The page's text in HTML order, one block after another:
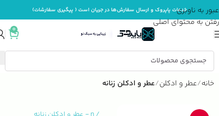
عبور به ناوبری
رفتن به محتوای اصلی
خدمات پاپروک و ارسال سفارش‌ها در جریان است ( پیگیری سفارشات)
0
خانه عطر و ادکلن عطر و ادکلن زنانه